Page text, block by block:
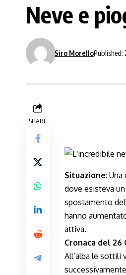
Neve e
Siro Morello
SHARE
Situazione:
dove esisteva
spostamento
hanno
attiva.
Cronaca del 26
All’alba le sottili